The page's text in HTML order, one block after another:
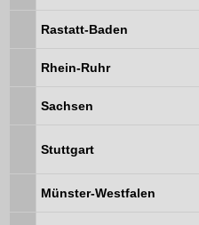
Rastatt-Baden
Rhein-Ruhr
Sachsen
Stuttgart
Münster-Westfalen